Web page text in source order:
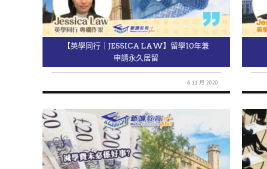
【英學同行｜JESSICA LAW】留學10年兼
申請永久居留
6 11 月 2020